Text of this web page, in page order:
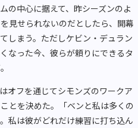
の中心に据えて、昨シーズンのよ
見せられないのだとしたら、開幕
しまう。ただしケビン・デュラン
なった今、彼らが頼りにできるタ
オフを通じてシモンズのワークア
とを決めた。「ベンと私は多くの
私は彼がどれだけ練習に打ち込ん